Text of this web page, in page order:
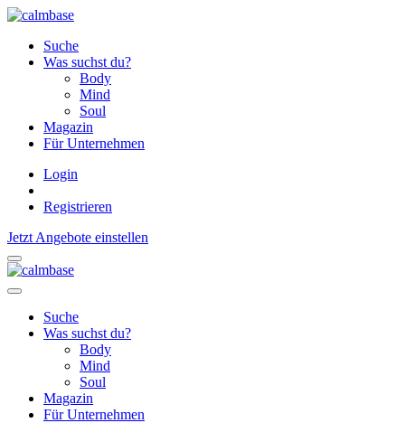
Suche
Was suchst du?
Body
Mind
Soul
Magazin
Für Unternehmen
Login
Registrieren
Jetzt Angebote einstellen
Suche
Was suchst du?
Body
Mind
Soul
Magazin
Für Unternehmen